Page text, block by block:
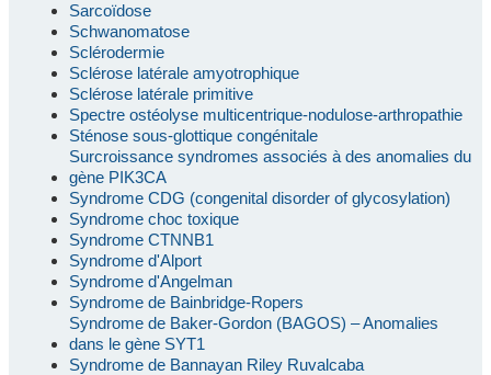
Sarcoïdose
Schwanomatose
Sclérodermie
Sclérose latérale amyotrophique
Sclérose latérale primitive
Spectre ostéolyse multicentrique-nodulose-arthropathie
Sténose sous-glottique congénitale
Surcroissance syndromes associés à des anomalies du
gène PIK3CA
Syndrome CDG (congenital disorder of glycosylation)
Syndrome choc toxique
Syndrome CTNNB1
Syndrome d'Alport
Syndrome d'Angelman
Syndrome de Bainbridge-Ropers
Syndrome de Baker-Gordon (BAGOS) – Anomalies
dans le gène SYT1
Syndrome de Bannayan Riley Ruvalcaba